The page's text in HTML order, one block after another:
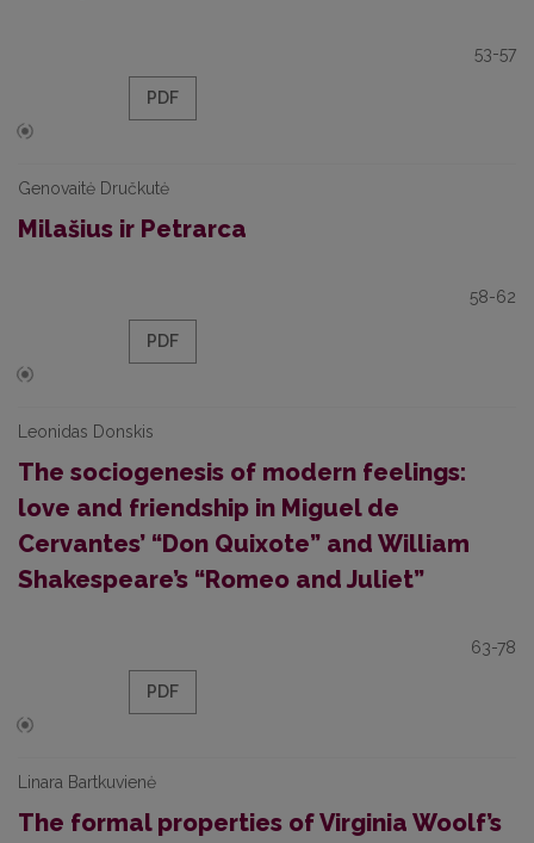
53-57
PDF
Genovaitė Dručkutė
Milašius ir Petrarca
58-62
PDF
Leonidas Donskis
The sociogenesis of modern feelings:
love and friendship in Miguel de
Cervantes’ “Don Quixote” and William
Shakespeare’s “Romeo and Juliet”
63-78
PDF
Linara Bartkuvienė
The formal properties of Virginia Woolf’s